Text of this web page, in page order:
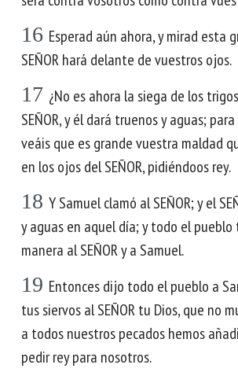
16 Esperad aún ahora, y mirad esta
SEÑOR hará delante de vuestros ojos.
17 ¿No es ahora la siega de los
SEÑOR, y él dará truenos y aguas;
veáis que es grande vuestra maldad
en los ojos del SEÑOR, pidiéndoos rey.
18 Y Samuel clamó al SEÑOR; y el
y aguas en aquel día; y todo el
manera al SEÑOR y a Samuel.
19 Entonces dijo todo el pueblo a
tus siervos al SEÑOR tu Dios, que no
a todos nuestros pecados hemos
pedir rey para nosotros.